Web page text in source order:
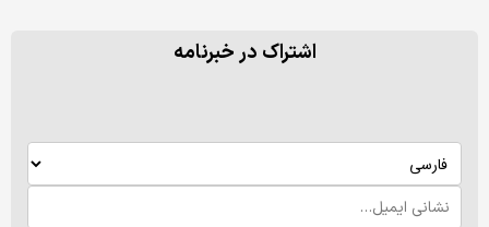
اشتراک در خبرنامه